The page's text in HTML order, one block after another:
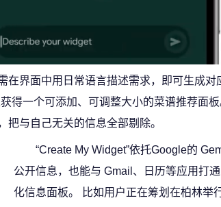
在界面中用日常语言描述需求，即可生成对
得一个可添加、可调整大小的菜谱推荐面
与自己无关的信息全部剔除。
“Create My Widget”依托Google的
公开信息，也能与 Gmail、日历等应用打
化信息面板。 比如用户正在筹划在柏林举